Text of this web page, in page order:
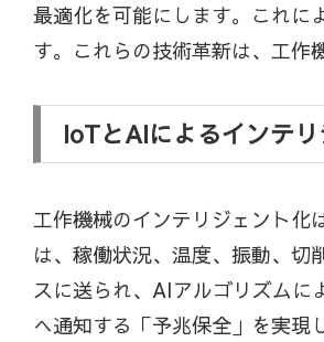
最適化を可能にします。これに
す。これらの技術革新は、工作
IoTとAIによるインテ
工作機械のインテリジェント化
は、稼働状況、温度、振動、
スに送られ、AIアルゴリズムに
へ通知する「予兆保全」を実現